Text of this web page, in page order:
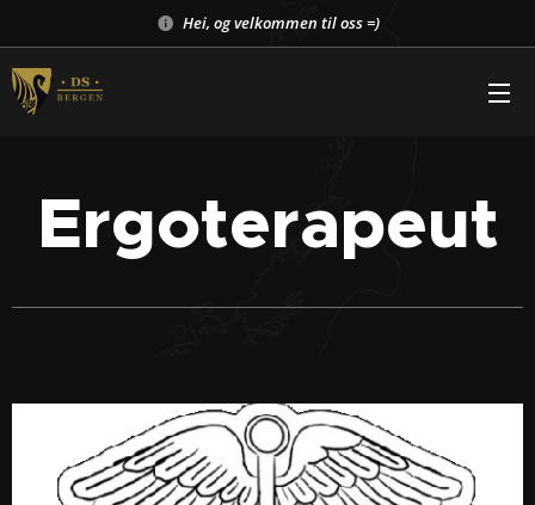
Hei, og velkommen til oss =)
Ergoterapeut